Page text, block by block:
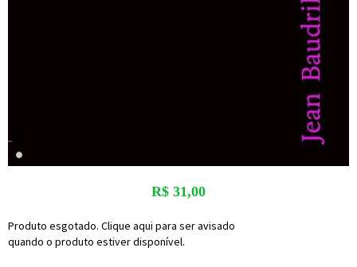
R$ 31,00
Produto esgotado. Clique aqui para ser avisado
quando o produto estiver disponível.